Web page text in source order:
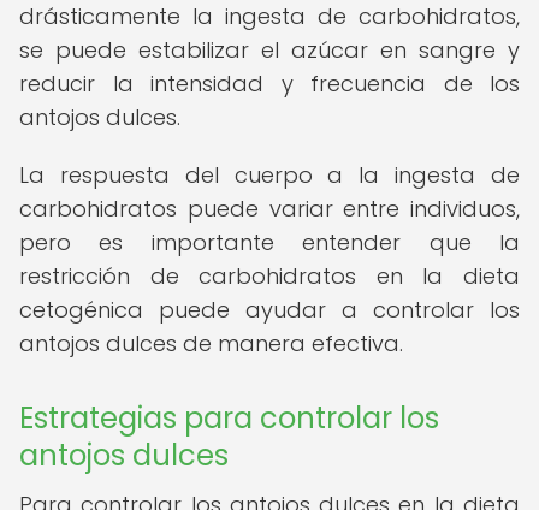
drásticamente la ingesta de carbohidratos,
se puede estabilizar el azúcar en sangre y
reducir la intensidad y frecuencia de los
antojos dulces.
La respuesta del cuerpo a la ingesta de
carbohidratos puede variar entre individuos,
pero es importante entender que la
restricción de carbohidratos en la dieta
cetogénica puede ayudar a controlar los
antojos dulces de manera efectiva.
Estrategias para controlar los
antojos dulces